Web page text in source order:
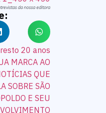
da nossa editora